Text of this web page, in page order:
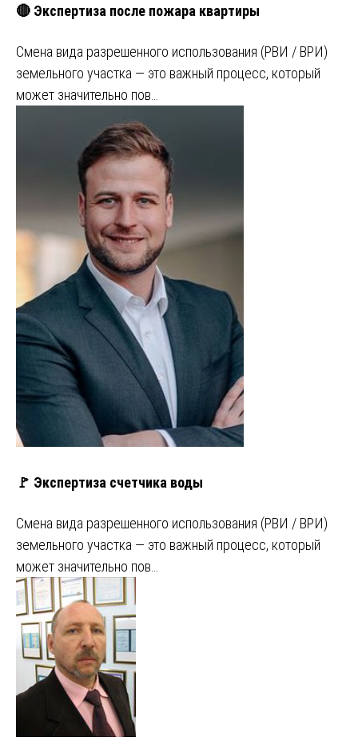
🔴 Экспертиза после пожара квартиры
Смена вида разрешенного использования (РВИ / ВРИ)
земельного участка — это важный процесс, который
может значительно пов…
🚩 Экспертиза счетчика воды
Смена вида разрешенного использования (РВИ / ВРИ)
земельного участка — это важный процесс, который
может значительно пов…